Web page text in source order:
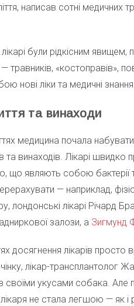
написав сотні медичних
були рідкісним
травників, «костоправів»,
нові ліки та медичні знання.
та винаходи
медицина почала
та винаходів. Лікарі
що являють собою бактерії
— наприклад,
лондонські лікарі Річард
залози, а Зигмунд
досягнення лікарів
лікар-
своїми укусами собака.
лікаря не стала легшою — як